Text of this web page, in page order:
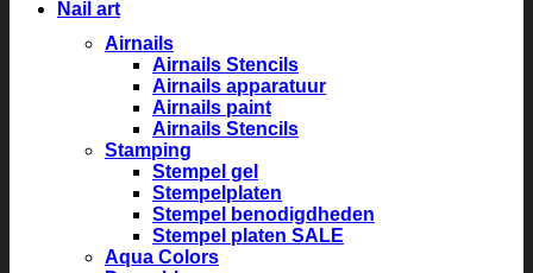
Nail art
Airnails
Airnails Stencils
Airnails apparatuur
Airnails paint
Airnails Stencils
Stamping
Stempel gel
Stempelplaten
Stempel benodigdheden
Stempel platen SALE
Aqua Colors